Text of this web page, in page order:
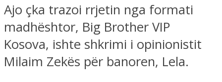
Ajo çka trazoi rrjetin nga formati
madhështor, Big Brother VIP
Kosova, ishte shkrimi i opinionistit
Milaim Zekës për banoren, Lela.